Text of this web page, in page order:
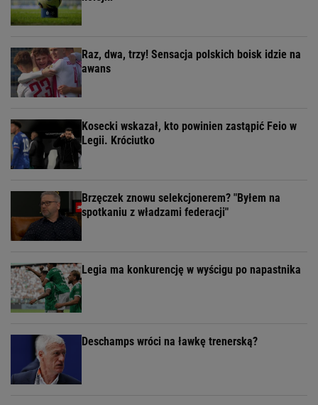
Raz, dwa, trzy! Sensacja polskich boisk idzie na
awans
Kosecki wskazał, kto powinien zastąpić Feio w
Legii. Króciutko
Brzęczek znowu selekcjonerem? "Byłem na
spotkaniu z władzami federacji"
Legia ma konkurencję w wyścigu po napastnika
Deschamps wróci na ławkę trenerską?